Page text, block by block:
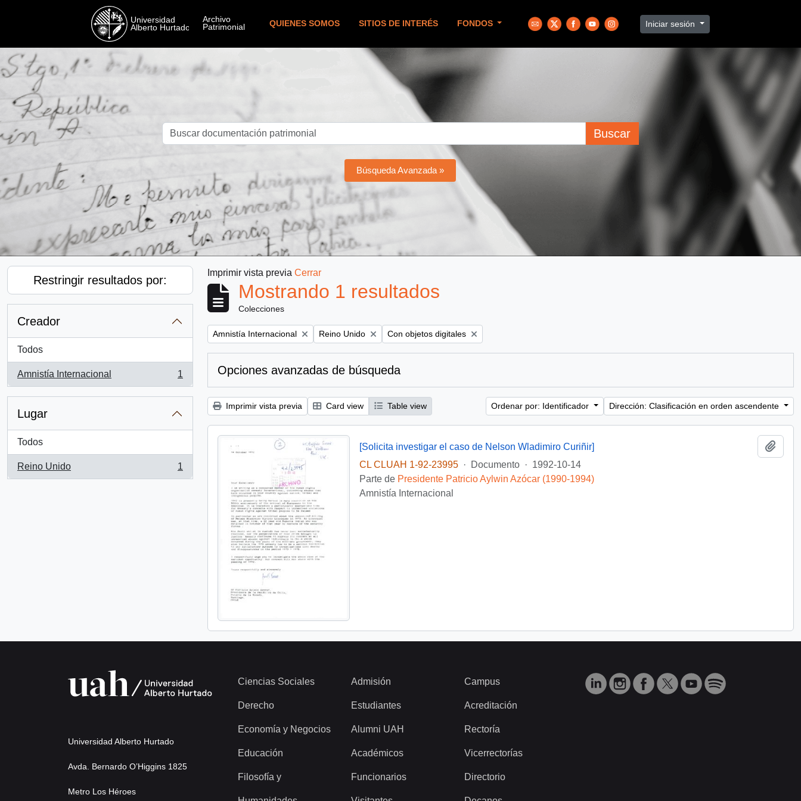
QUIENES SOMOS SITIOS DE INTERÉS FONDOS Iniciar sesión
Buscar
Búsqueda Avanzada »
Restringir resultados por:
Creador
Todos
Amnistía Internacional
, 1 resultados
1
Lugar
Todos
Reino Unido
, 1 resultados
1
Imprimir vista previa Cerrar
Mostrando 1 resultados
Colecciones
Remove filter:
Amnistía Internacional Remove filter:
Reino Unido Remove filter:
Con objetos digitales
Opciones avanzadas de búsqueda
Imprimir vista previa Card view Table view Ordenar por: Identificador Dirección: Clasificación en orden ascendente
[Solicita investigar el caso de Nelson Wladimiro Curiñir]
CL CLUAH 1-92-23995
· Documento · 1992-10-14
Parte de Presidente Patricio Aylwin Azócar (1990-1994)
Amnistía Internacional
Universidad Alberto Hurtado
Avda. Bernardo O’Higgins 1825
Metro Los Héroes
Ciencias Sociales
Derecho
Economía y Negocios
Educación
Filosofía y
Admisión
Estudiantes
Alumni UAH
Académicos
Funcionarios
Campus
Acreditación
Rectoría
Vicerrectorías
Directorio